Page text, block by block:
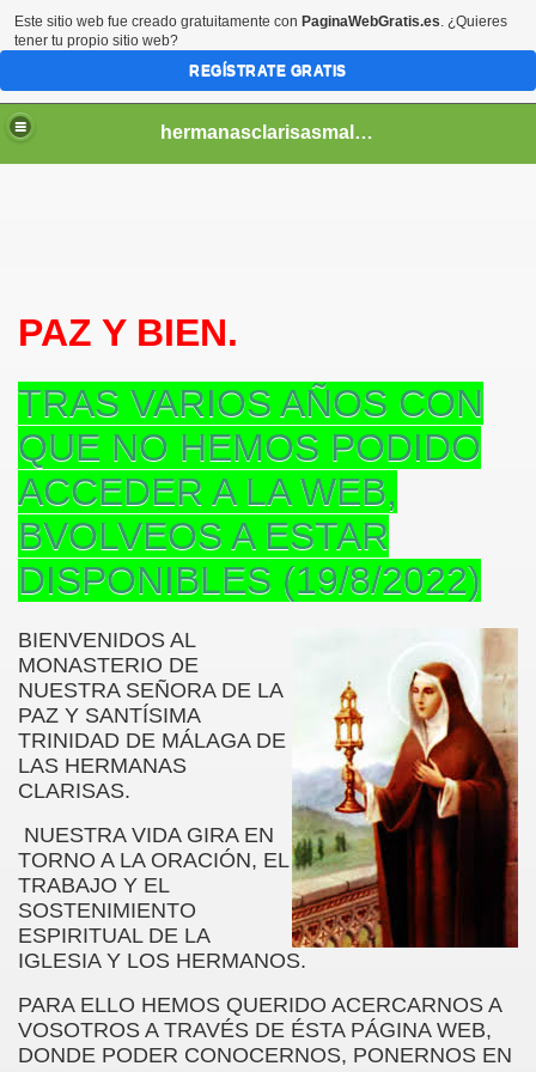
hermanasclarisasmalaga
PAZ Y BIEN.
TRAS VARIOS AÑOS CON
QUE NO HEMOS PODIDO
ACCEDER A LA WEB,
BVOLVEOS A ESTAR
DISPONIBLES (19/8/2022)
BIENVENIDOS AL
MONASTERIO DE
NUESTRA SEÑORA DE LA
PAZ Y SANTÍSIMA
TRINIDAD DE MÁLAGA DE
LAS HERMANAS
CLARISAS.
NUESTRA VIDA GIRA EN
TORNO A LA ORACIÓN, EL
TRABAJO Y EL
SOSTENIMIENTO
ESPIRITUAL DE LA
IGLESIA Y LOS HERMANOS.
PARA ELLO HEMOS QUERIDO ACERCARNOS A
VOSOTROS A TRAVÉS DE ÉSTA PÁGINA WEB,
DONDE PODER CONOCERNOS, PONERNOS EN
SOR CARMEN DEL NIÑO JESUS
Este sitio web fue creado gratuitamente con PaginaWebGratis.es. ¿Quieres
tener tu propio sitio web?
REGÍSTRATE GRATIS